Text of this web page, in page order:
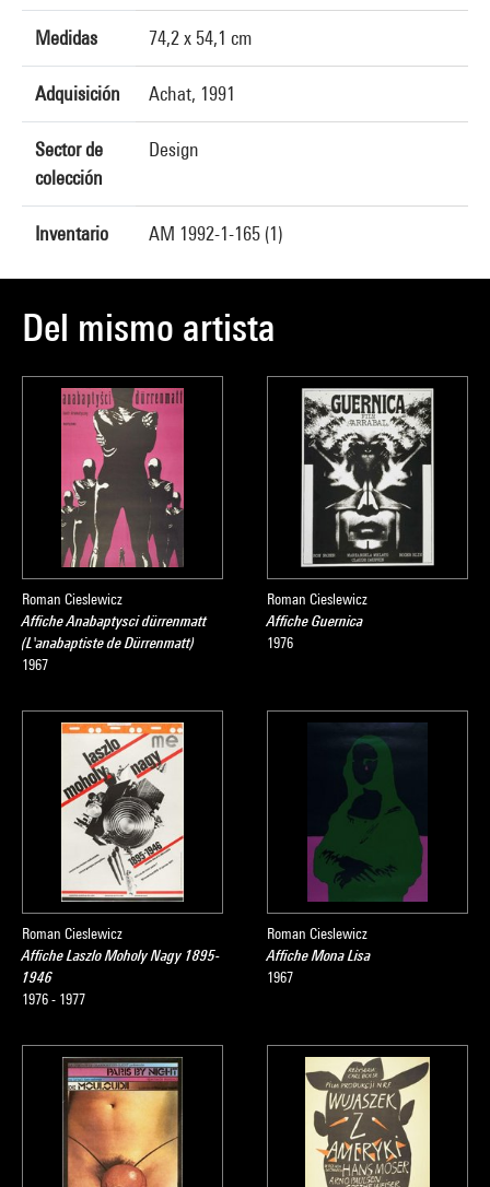
Medidas 74,2 x 54,1 cm
Adquisición Achat, 1991
Sector de
colección
Design
Inventario AM 1992-1-165 (1)
Del mismo artista
Roman Cieslewicz
Affiche Anabaptysci dürrenmatt
(L'anabaptiste de Dürrenmatt)
1967
Roman Cieslewicz
Affiche Guernica
1976
Roman Cieslewicz
Affiche Laszlo Moholy Nagy 1895-
1946
1976 - 1977
Roman Cieslewicz
Affiche Mona Lisa
1967